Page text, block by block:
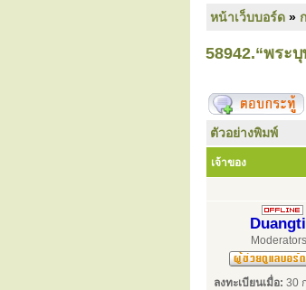
หน้าเว็บบอร์ด »
58942.“พระ
ตัวอย่างพิมพ์
เจ้าของ
ลงทะเบียนเมื่อ: 30